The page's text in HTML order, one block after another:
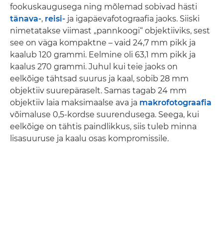
fookuskaugusega ning mõlemad sobivad hästi
tänava-, reisi- ja igapäevafotograafia jaoks. Siiski
nimetatakse viimast „pannkoogi“ objektiiviks, sest
see on väga kompaktne – vaid 24,7 mm pikk ja
kaalub 120 grammi. Eelmine oli 63,1 mm pikk ja
kaalus 270 grammi. Juhul kui teie jaoks on
eelkõige tähtsad suurus ja kaal, sobib 28 mm
objektiiv suurepäraselt. Samas tagab 24 mm
objektiiv laia maksimaalse ava ja makrofotograafia
võimaluse 0,5-kordse suurendusega. Seega, kui
eelkõige on tähtis paindlikkus, siis tuleb minna
lisasuuruse ja kaalu osas kompromissile.